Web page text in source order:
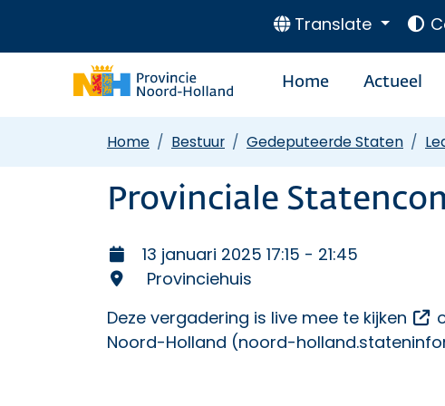
Translate
Home Actueel
Home Bestuur Gedeputeerde Staten
Provinciale
13 januari 2025 17:15 - 21:45
Provinciehuis
Deze vergadering is live mee te kijken
Noord-Holland (noord-